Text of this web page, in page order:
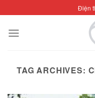
to
content
Điện
TAG ARCHIVES: